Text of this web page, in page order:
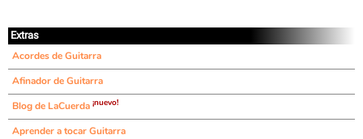
Extras
Acordes de Guitarra
Afinador de Guitarra
Blog de LaCuerda ¡nuevo!
Aprender a tocar Guitarra